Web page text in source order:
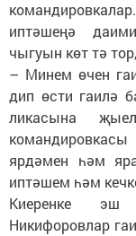
иптәшеңә
чыгуын көт тә
– Минем өчен
дип өсти гаилә
ликасына
ярдәмен һәм
иптәшем һәм
Киеренке эш
Никифоровлар